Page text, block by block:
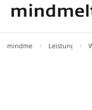
mindmelt Leistunge